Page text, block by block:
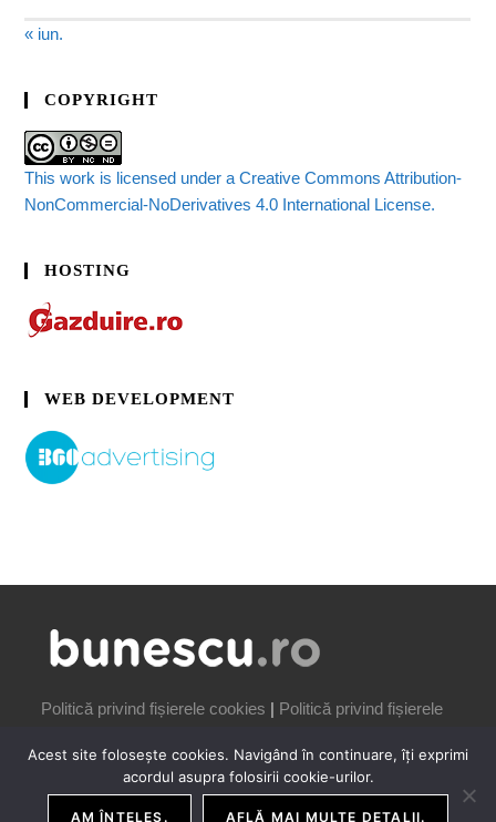
« iun.
COPYRIGHT
This work is licensed under a Creative Commons Attribution-
NonCommercial-NoDerivatives 4.0 International License.
HOSTING
WEB DEVELOPMENT
Politică privind fișierele cookies | Politică privind fișierele
Acest site folosește cookies. Navigând în continuare, îți exprimi
acordul asupra folosirii cookie-urilor.
AM ÎNȚELES. AFLĂ MAI MULTE DETALII.